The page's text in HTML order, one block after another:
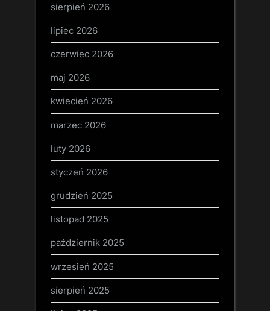
sierpień 2026
lipiec 2026
czerwiec 2026
maj 2026
kwiecień 2026
marzec 2026
luty 2026
styczeń 2026
grudzień 2025
listopad 2025
październik 2025
wrzesień 2025
sierpień 2025